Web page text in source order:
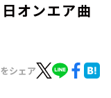
ンエア曲
シェア